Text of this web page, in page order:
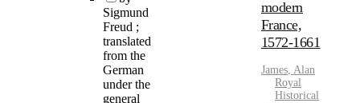
Sigmund
Freud ;
translated
from the
German
under the
general
modern
France,
1572-1661
James, Alan
Royal
Historical